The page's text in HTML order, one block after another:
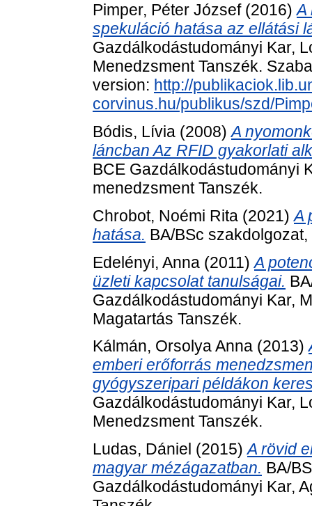
Pimper, Péter József(2016)A
spekuláció hatása az ellátási
Gazdálkodástudományi Kar,
Menedzsment Tanszék.
version: http://
corvinus.hu/publikus/szd/
Bódis, Lívia (2008)A
láncban Az RFID gyakorlati
BCE Gazdálkodástudományi
menedzsment Tanszék.
Chrobot, Noémi Rita (2021)A
hatása. BA/BSc
Edelényi, Anna (2011)A
üzleti kapcsolat tanulságai.
Gazdálkodástudományi Kar,
Magatartás Tanszék.
Kálmán, Orsolya Anna (2013)
emberi erőforrás
gyógyszeripari példákon
Gazdálkodástudományi Kar,
Menedzsment Tanszék.
Ludas, Dániel (2015)A rövid
magyar mézágazatban. BA/
Gazdálkodástudományi Kar,